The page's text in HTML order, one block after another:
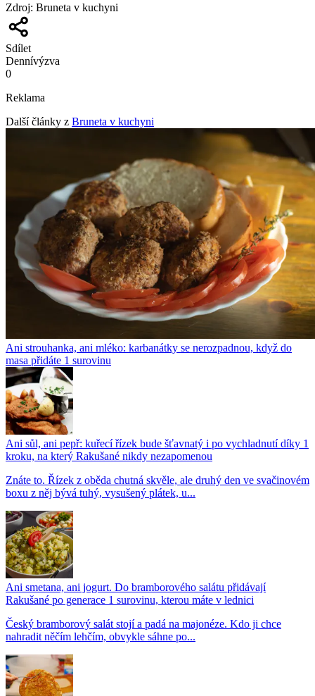
Zdroj: Bruneta v kuchyni
Sdílet
Dennívýzva
0
Reklama
Další články z Bruneta v kuchyni
Ani strouhanka, ani mléko: karbanátky se nerozpadnou, když do
masa přidáte 1 surovinu
Ani sůl, ani pepř: kuřecí řízek bude šťavnatý i po vychladnutí díky 1
kroku, na který Rakušané nikdy nezapomenou
Znáte to. Řízek z oběda chutná skvěle, ale druhý den ve svačinovém
boxu z něj bývá tuhý, vysušený plátek, u...
Ani smetana, ani jogurt. Do bramborového salátu přidávají
Rakušané po generace 1 surovinu, kterou máte v lednici
Český bramborový salát stojí a padá na majonéze. Kdo ji chce
nahradit něčím lehčím, obvykle sáhne po...